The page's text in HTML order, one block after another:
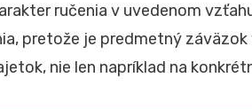
ručenia v uvedenom
pretože je predmetný
nie len napríklad na